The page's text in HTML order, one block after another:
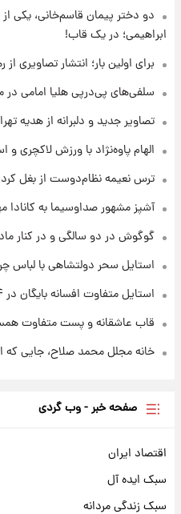
تصاویر
۲۱ ساعت پیش
افشای محل
تلویزیون/
۲۲ ساعت پیش
ثریا
دو دختر پیمان قاسم‌خانی، یکی از
ابراهیمی؛ در یک قاب!
برای اولین بار؛ انتشار تصاویری
سلفی‌های پی‌درپی هلیا امامی
تصاویر جدید و دلبرانه از هدیه
الهام پاوه‌نژاد با ورزش
ترس نعیمه نظام‌دوست از بغل
آشپز مشهور صداوسیما به کانادا
گوگوش در دو سالگی و در کنار
استایل سحر دولتشاهی با
استایل متفاوت افسانه بایگان در ۶۴ سالگی + عکس
قاب عاشقانه و پست متفاوت
خانه مجلل محمد صلاح، جایی که
صفحه خبر - وب گردی
اقتصاد ایران
سبک ایده آل
سبک زندگی مردانه